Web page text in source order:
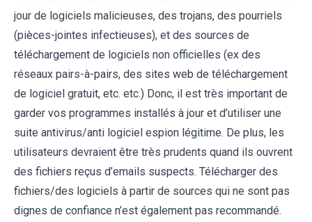
jour de logiciels malicieuses, des trojans, des pourriels
(pièces-jointes infectieuses), et des sources de
téléchargement de logiciels non officielles (ex des
réseaux pairs-à-pairs, des sites web de téléchargement
de logiciel gratuit, etc. etc.) Donc, il est très important de
garder vos programmes installés à jour et d’utiliser une
suite antivirus/anti logiciel espion légitime. De plus, les
utilisateurs devraient être très prudents quand ils ouvrent
des fichiers reçus d’emails suspects. Télécharger des
fichiers/des logiciels à partir de sources qui ne sont pas
dignes de confiance n’est également pas recommandé.